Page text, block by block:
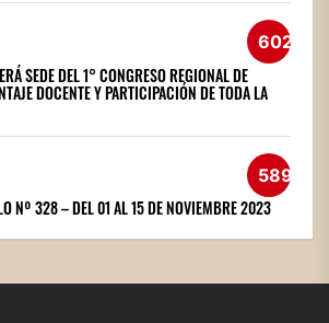
602
SEDE DEL 1° CONGRESO REGIONAL DE
DOCENTE Y PARTICIPACIÓN DE TODA LA
589
Nº 328 – DEL 01 AL 15 DE NOVIEMBRE 2023